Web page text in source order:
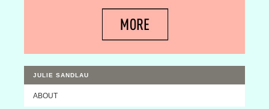
JULIE SANDLAU
ABOUT